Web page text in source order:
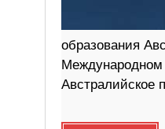
образования
Международном
Австралийское